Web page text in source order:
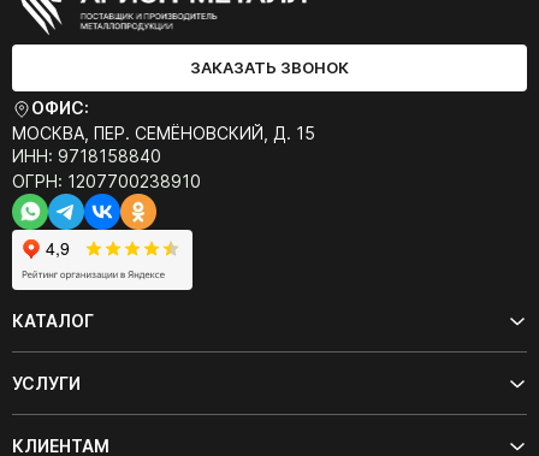
ЗАКАЗАТЬ ЗВОНОК
ОФИС:
МОСКВА, ПЕР. СЕМЁНОВСКИЙ, Д. 15
ИНН: 9718158840
ОГРН: 1207700238910
КАТАЛОГ
УСЛУГИ
КЛИЕНТАМ